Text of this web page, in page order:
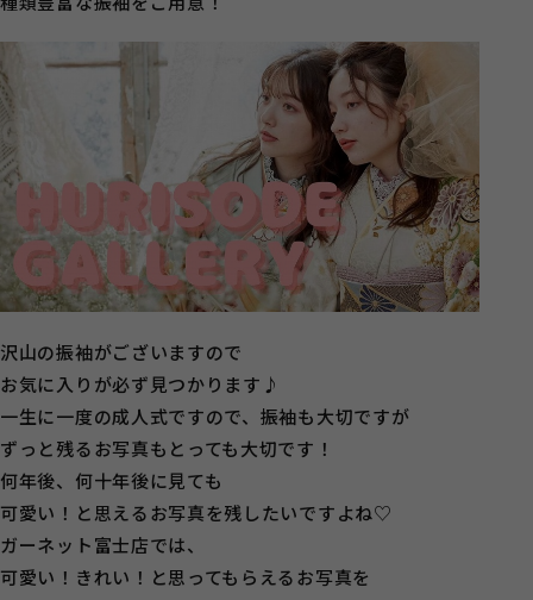
沢山の振袖がございますので
お気に入りが必ず見つかります♪
一生に一度の成人式ですので、振袖も大切ですが
ずっと残るお写真もとっても大切です！
何年後、何十年後に見ても
可愛い！と思えるお写真を残したいですよね♡
ガーネット富士店では、
可愛い！きれい！と思ってもらえるお写真を